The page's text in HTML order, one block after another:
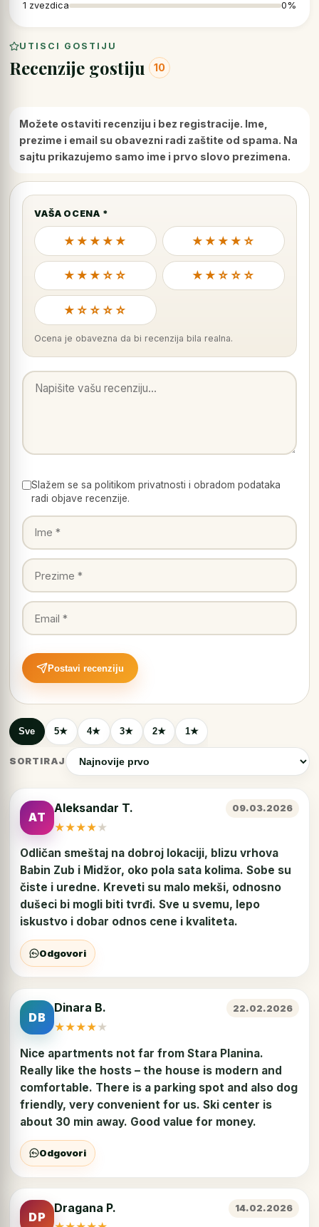
1 zvezdica 0%
UTISCI GOSTIJU
Recenzije gostiju 10
Možete ostaviti recenziju i bez registracije. Ime,
prezime i email su obavezni radi zaštite od spama. Na
sajtu prikazujemo samo ime i prvo slovo prezimena.
VAŠA OCENA *
★★★★★ ★★★★☆
★★★☆☆ ★★☆☆☆
★☆☆☆☆
Ocena je obavezna da bi recenzija bila realna.
Slažem se sa politikom privatnosti i obradom podataka
radi objave recenzije.
Postavi recenziju
Sve 5★ 4★ 3★ 2★ 1★
SORTIRAJ
AT
Aleksandar T. 09.03.2026
★★★★★
Odličan smeštaj na dobroj lokaciji, blizu vrhova
Babin Zub i Midžor, oko pola sata kolima. Sobe su
čiste i uredne. Kreveti su malo mekši, odnosno
dušeci bi mogli biti tvrđi. Sve u svemu, lepo
iskustvo i dobar odnos cene i kvaliteta.
Odgovori
DB
Dinara B. 22.02.2026
★★★★★
Nice apartments not far from Stara Planina.
Really like the hosts – the house is modern and
comfortable. There is a parking spot and also dog
friendly, very convenient for us. Ski center is
about 30 min away. Good value for money.
Odgovori
DP
Dragana P. 14.02.2026